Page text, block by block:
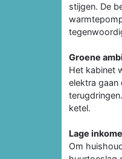
stijgen. De
Groene
Het kabinet
elektra gaan
ketel.
Lage
Om